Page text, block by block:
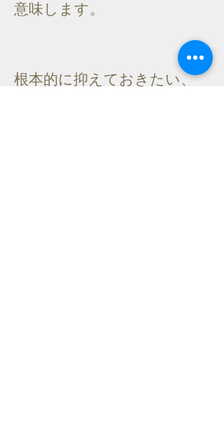
意味します。
根本的に抑えておきたい、